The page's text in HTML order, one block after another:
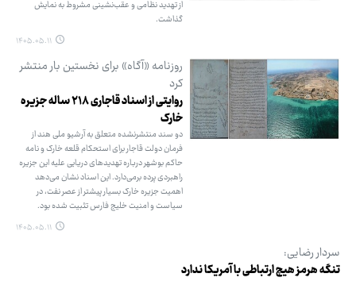
از تهدید نظامی و عقب‌نشینی مشروط به نمایش
گذاشت.
۱۴۰۵.۰۵.۱۱
روزنامه «آگاه» برای نخستین بار منتشر
کرد
روایتی از اسناد قاجاری ۲۱۸ ساله جزیره
خارک
دو سند منتشرنشده متعلق به آرشیو ملی هند از
فرمان دولت قاجار برای استحکام قلعه خارک و نامه
حاکم بوشهر درباره تهدیدهای دریایی علیه این جزیره
راهبردی پرده برمی‌دارد. این اسناد نشان می‌دهد
اهمیت جزیره خارک بسیار پیشتر از عصر نفت، در
سیاست و امنیت خلیج فارس تثبیت شده بود.
۱۴۰۵.۰۵.۱۱
سردار رضایی:
تنگه هرمز هیچ ارتباطی با آمریکا ندارد